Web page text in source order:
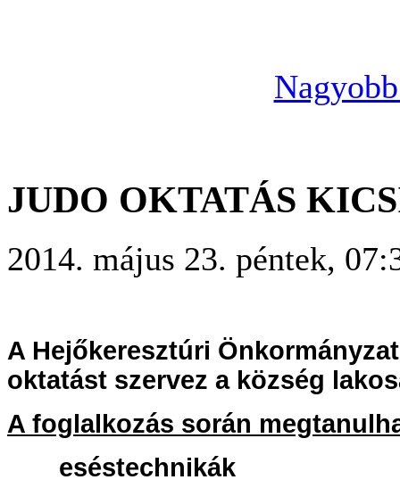
JUDO OKTATÁS
2014. május 23. péntek,
A Hejőkeresztúri
oktatást szervez a község
A foglalkozás során
eséstechnikák